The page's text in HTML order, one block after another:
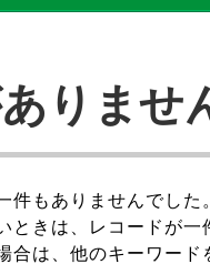
りませ
件もありませんでした
ときは、レコードが
合は、他のキーワード